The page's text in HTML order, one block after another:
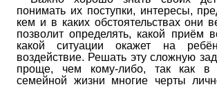
понимать их поступки, интересы,
кем и в каких обстоятельствах они
позволит определять, какой приём
какой ситуации окажет на
воздействие. Решать эту сложную
проще, чем кому-либо, так как в
семейной жизни многие черты